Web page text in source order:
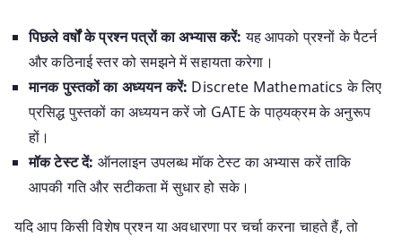
पिछले वर्षों के प्रश्न पत्रों का अभ्यास करें: यह आपको प्रश्नों के पैटर्न
और कठिनाई स्तर को समझने में सहायता करेगा।
मानक पुस्तकों का अध्ययन करें: Discrete Mathematics के लिए
प्रसिद्ध पुस्तकों का अध्ययन करें जो GATE के पाठ्यक्रम के अनुरूप
हों।
मॉक टेस्ट दें: ऑनलाइन उपलब्ध मॉक टेस्ट का अभ्यास करें ताकि
आपकी गति और सटीकता में सुधार हो सके।
यदि आप किसी विशेष प्रश्न या अवधारणा पर चर्चा करना चाहते हैं, तो